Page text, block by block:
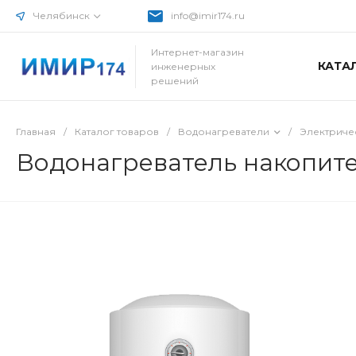
Челябинск info@imir174.ru
Интернет-магазин
инженерных
решений
Главная / Каталог товаров / Водонагреватели /
Водонагреватель